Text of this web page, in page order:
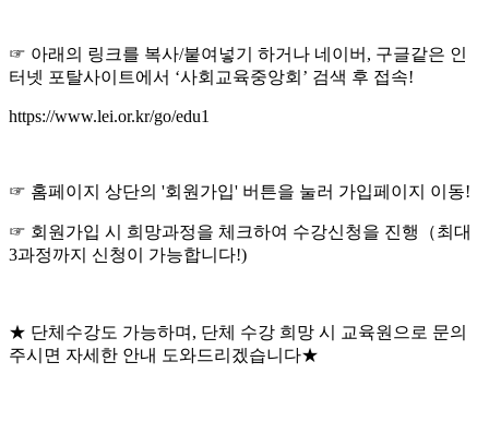
☞ 아래의 링크를 복사/붙여넣기 하거나 네이버, 구글같은 인
터넷 포탈사이트에서 ‘사회교육중앙회’ 검색 후 접속!
https://www.lei.or.kr/go/edu1
☞ 홈페이지 상단의 '회원가입' 버튼을 눌러 가입페이지 이동!
☞ 회원가입 시 희망과정을 체크하여 수강신청을 진행（최대
3과정까지 신청이 가능합니다!)
★ 단체수강도 가능하며, 단체 수강 희망 시 교육원으로 문의
주시면 자세한 안내 도와드리겠습니다★